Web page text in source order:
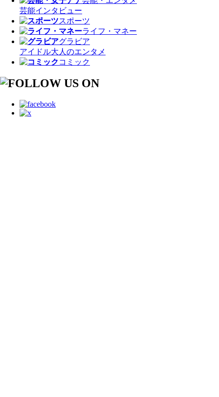
芸能インタビュー
スポーツ
ライフ・マネー
グラビア
アイドル大人のエンタメ
コミック